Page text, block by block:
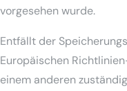
vorgesehen wurde.
Entfällt der
Europäischen
einem anderen